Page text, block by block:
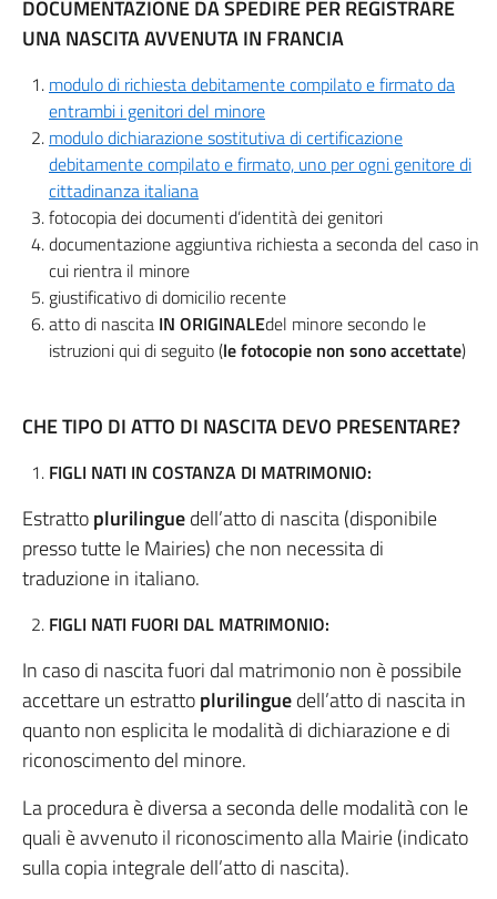
DOCUMENTAZIONE DA SPEDIRE PER REGISTRARE
UNA NASCITA AVVENUTA IN FRANCIA
modulo di richiesta debitamente compilato e firmato da
entrambi i genitori del minore
modulo dichiarazione sostitutiva di certificazione
debitamente compilato e firmato, uno per ogni genitore di
cittadinanza italiana
fotocopia dei documenti d’identità dei genitori
documentazione aggiuntiva richiesta a seconda del caso in
cui rientra il minore
giustificativo di domicilio recente
atto di nascita IN ORIGINALEdel minore secondo le
istruzioni qui di seguito (le fotocopie non sono accettate)
CHE TIPO DI ATTO DI NASCITA DEVO PRESENTARE?
FIGLI NATI IN COSTANZA DI MATRIMONIO:
Estrattoplurilinguedell’atto di nascita (disponibile
presso tutte le Mairies) che non necessita di
traduzione in italiano.
FIGLI NATI FUORI DAL MATRIMONIO:
In caso di nascita fuori dal matrimonio non è possibile
accettare un estrattoplurilinguedell’atto di nascita in
quanto non esplicita le modalità di dichiarazione e di
riconoscimento del minore.
La procedura è diversa a seconda delle modalità con le
quali è avvenuto il riconoscimento alla Mairie (indicato
sulla copia integrale dell’atto di nascita).